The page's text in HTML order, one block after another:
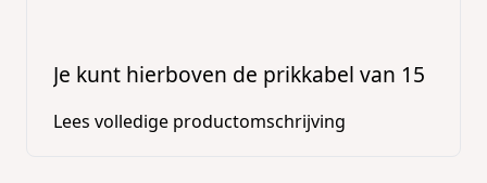
Je kunt hierboven de prikkabel van 15
meter in 3 eenvoudige stappen
Lees volledige productomschrijving